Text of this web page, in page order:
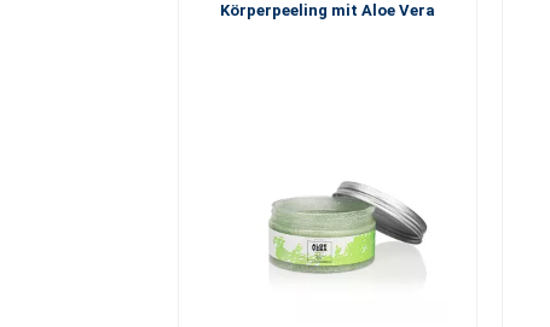
Körperpeeling mit Aloe Vera